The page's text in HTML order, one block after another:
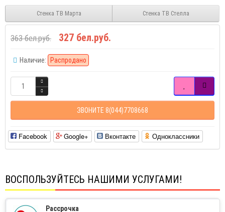
Стенка ТВ Марта Стенка ТВ Стелла
363 бел.руб. 327 бел.руб.
Наличие: Распродано
ЗВОНИТЕ 8(044)7708668
Facebook Google+ Вконтакте Одноклассники
ВОСПОЛЬЗУЙТЕСЬ НАШИМИ УСЛУГАМИ!
Рассрочка